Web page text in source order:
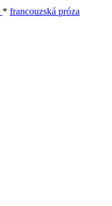
* francouzská próza